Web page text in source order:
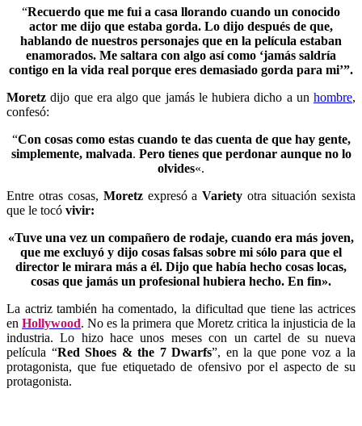
“Recuerdo que me fui a casa llorando cuando un conocido
actor me dijo que estaba gorda. Lo dijo después de que,
hablando de nuestros personajes que en la película estaban
enamorados. Me saltara con algo así como ‘jamás saldría
contigo en la vida real porque eres demasiado gorda para mi’”.
Moretz dijo que era algo que jamás le hubiera dicho a un hombre,
confesó:
“Con cosas como estas cuando te das cuenta de que hay gente,
simplemente, malvada. Pero tienes que perdonar aunque no lo
olvides«.
Entre otras cosas, Moretzexpresó aVarietyotra situación sexista
que le tocó vivir:
«Tuve una vez un compañero de rodaje, cuando era más joven,
que me excluyó y dijo cosas falsas sobre mi sólo para que el
director le mirara más a él. Dijo que había hecho cosas locas,
cosas que jamás un profesional hubiera hecho. En fin».
La actriz también ha comentado, la dificultad que tiene las actrices
enHollywood. No es la primera que Moretz critica la injusticia de la
industria. Lo hizo hace unos meses con un cartel de su nueva
película “Red Shoes & the 7 Dwarfs”, en la que pone voz a la
protagonista, que fue etiquetado de ofensivo por el aspecto de su
protagonista.